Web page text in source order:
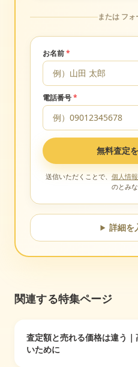
または フォ
お名前*
電話番号*
無料査定
送信いただくことで、 個人情
のとみ
詳細を
関連する特集ページ
査定額と売れる価格は違う
いために